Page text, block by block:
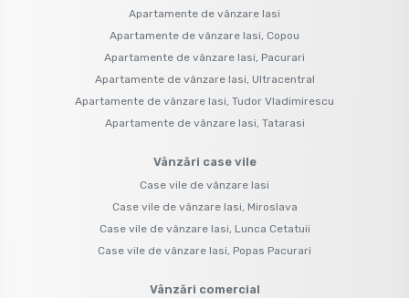
Apartamente de vânzare Iasi
Apartamente de vânzare Iasi, Copou
Apartamente de vânzare Iasi, Pacurari
Apartamente de vânzare Iasi, Ultracentral
Apartamente de vânzare Iasi, Tudor Vladimirescu
Apartamente de vânzare Iasi, Tatarasi
Vânzări case vile
Case vile de vânzare Iasi
Case vile de vânzare Iasi, Miroslava
Case vile de vânzare Iasi, Lunca Cetatuii
Case vile de vânzare Iasi, Popas Pacurari
Vânzări comercial